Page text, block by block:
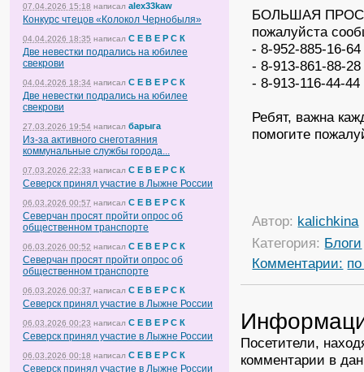
07.04.2026 15:18 написал alex33kaw
Конкурс чтецов «Колокол Чернобыля»
04.04.2026 18:35 написал С Е В Е Р С К
Две невестки подрались на юбилее
свекрови
04.04.2026 18:34 написал С Е В Е Р С К
Две невестки подрались на юбилее
свекрови
27.03.2026 19:54 написал барыга
Из-за активного снеготаяния
коммунальные службы города...
07.03.2026 22:33 написал С Е В Е Р С К
Северск принял участие в Лыжне России
06.03.2026 00:57 написал С Е В Е Р С К
Северчан просят пройти опрос об
общественном транспорте
06.03.2026 00:52 написал С Е В Е Р С К
Северчан просят пройти опрос об
общественном транспорте
06.03.2026 00:37 написал С Е В Е Р С К
Северск принял участие в Лыжне России
06.03.2026 00:23 написал С Е В Е Р С К
Северск принял участие в Лыжне России
06.03.2026 00:18 написал С Е В Е Р С К
Северск принял участие в Лыжне России
БОЛЬШАЯ
пожалуйста
- 8-952-885-16-
- 8-913-861-88-
- 8-913-116-44-
Ребят, важна
помогите
Автор: kalichkina
Категория: Блоги
Комментарии:
Посетители,
комментарии в